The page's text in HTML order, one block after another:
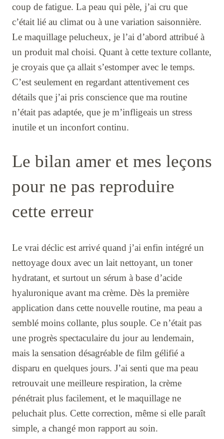
coup de fatigue. La peau qui pèle, j’ai cru que
c’était lié au climat ou à une variation saisonnière.
Le maquillage pelucheux, je l’ai d’abord attribué à
un produit mal choisi. Quant à cette texture collante,
je croyais que ça allait s’estomper avec le temps.
C’est seulement en regardant attentivement ces
détails que j’ai pris conscience que ma routine
n’était pas adaptée, que je m’infligeais un stress
inutile et un inconfort continu.
Le bilan amer et mes leçons
pour ne pas reproduire
cette erreur
Le vrai déclic est arrivé quand j’ai enfin intégré un
nettoyage doux avec un lait nettoyant, un toner
hydratant, et surtout un sérum à base d’acide
hyaluronique avant ma crème. Dès la première
application dans cette nouvelle routine, ma peau a
semblé moins collante, plus souple. Ce n’était pas
une progrès spectaculaire du jour au lendemain,
mais la sensation désagréable de film gélifié a
disparu en quelques jours. J’ai senti que ma peau
retrouvait une meilleure respiration, la crème
pénétrait plus facilement, et le maquillage ne
peluchait plus. Cette correction, même si elle paraît
simple, a changé mon rapport au soin.